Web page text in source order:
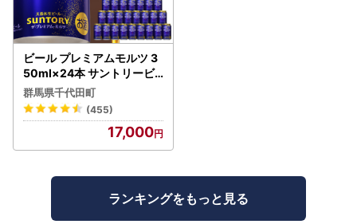
ビール プレミアムモルツ 3
50ml×24本 サントリービ
ール
群馬県千代田町
(455)
17,000
ランキングをもっと見る